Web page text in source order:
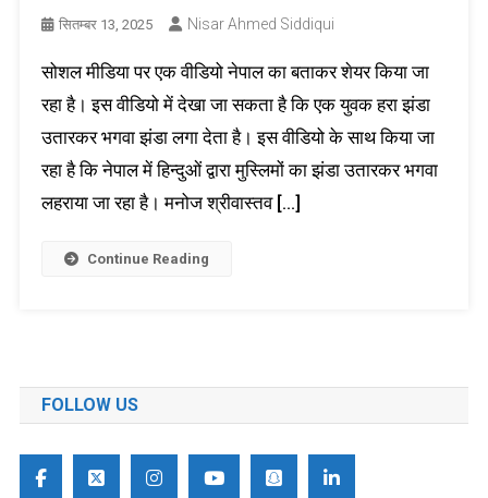
सितम्बर 13, 2025 Nisar Ahmed Siddiqui
सोशल मीडिया पर एक वीडियो नेपाल का बताकर शेयर किया जा
रहा है। इस वीडियो में देखा जा सकता है कि एक युवक हरा झंडा
उतारकर भगवा झंडा लगा देता है। इस वीडियो के साथ किया जा
रहा है कि नेपाल में हिन्दुओं द्वारा मुस्लिमों का झंडा उतारकर भगवा
लहराया जा रहा है। मनोज श्रीवास्तव […]
Continue Reading
FOLLOW US